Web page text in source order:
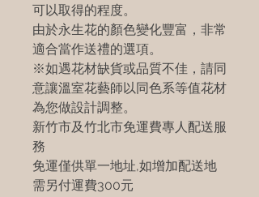
可以取得的程度。
由於永生花的顏色變化豐富，非常
適合當作送禮的選項。
※如遇花材缺貨或品質不佳，請同
意讓溫室花藝師以同色系等值花材
為您做設計調整。
新竹市及竹北市免運費專人配送服
務
免運僅供單一地址,如增加配送地
需另付運費300元